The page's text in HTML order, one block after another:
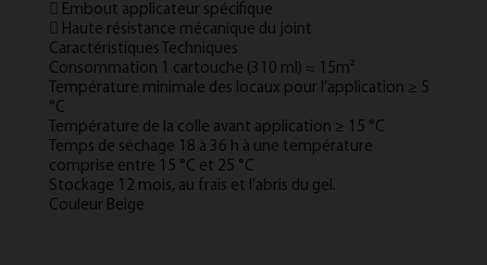
 Embout applicateur spécifique
 Haute résistance mécanique du joint
Caractéristiques Techniques
Consommation 1 cartouche (310 ml) ≈ 15m²
Température minimale des locaux pour l’application ≥ 5
°C
Température de la colle avant application ≥ 15 °C
Temps de séchage 18 à 36 h à une température
comprise entre 15 °C et 25 °C
Stockage 12 mois, au frais et l’abris du gel.
Couleur Beige